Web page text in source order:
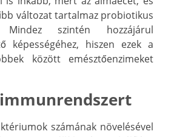
változat tartalmaz probiotikus
Mindez szintén hozzájárul
képességéhez, hiszen ezek a
között emésztőenzimeket
számának növelésével